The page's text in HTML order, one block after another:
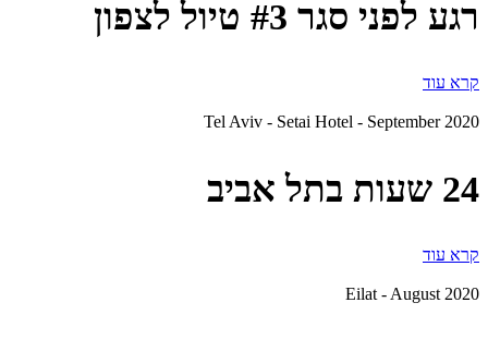
רגע לפני סגר #3 טיול לצפון
קרא עוד
Tel Aviv - Setai Hotel - September 2020
24 שעות בתל אביב
קרא עוד
Eilat - August 2020